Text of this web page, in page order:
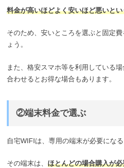
料金が高いほどよく安いほど悪いと
そのため、安いところを選ぶと固定
ょう。
また、格安スマホ等を利用している
合わせるとお得な場合もあります。
②端末料金で選ぶ
自宅WIFIは、専用の端末が必要にな
その端末は、 ほとんどの場合購入が